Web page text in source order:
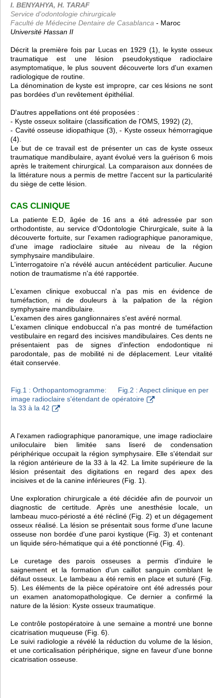
I. BENYAHYA, H. TARAF
Service d'odontologie chirurgicale
Faculté de Médecine Dentaire de Casablanca - Maroc
Université Hassan II
Décrit la première fois par Lucas en 1929 (1), le kyste osseux
traumatique est une lésion pseudokystique radioclaire
asymptomatique, le plus souvent découverte lors d'un examen
radiologique de routine.
La dénomination de kyste est impropre, car ces lésions ne sont
pas bordées d'un revêtement épithélial.
D'autres appellations ont été proposées :
- Kyste osseux solitaire (classification de l'OMS, 1992) (2),
- Cavité osseuse idiopathique (3), - Kyste osseux hémorragique
(4).
Le but de ce travail est de présenter un cas de kyste osseux
traumatique mandibulaire, ayant évolué vers la guérison 6 mois
après le traitement chirurgical. La comparaison aux données de
la littérature nous a permis de mettre l'accent sur la particularité
du siège de cette lésion.
CAS CLINIQUE
La patiente E.D, âgée de 16 ans a été adressée par son
orthodontiste, au service d'Odontologie Chirurgicale, suite à la
découverte fortuite, sur l'examen radiographique panoramique,
d'une image radioclaire située au niveau de la région
symphysaire mandibulaire.
L'interrogatoire n'a révélé aucun antécédent particulier. Aucune
notion de traumatisme n'a été rapportée.
L'examen clinique exobuccal n'a pas mis en évidence de
tuméfaction, ni de douleurs à la palpation de la région
symphysaire mandibulaire.
L'examen des aires ganglionnaires s'est avéré normal.
L'examen clinique endobuccal n'a pas montré de tuméfaction
vestibulaire en regard des incisives mandibulaires. Ces dents ne
présentaient pas de signes d'infection endodontique ni
parodontale, pas de mobilité ni de déplacement. Leur vitalité
était conservée.
Fig.1 : Orthopantomogramme:
image radioclaire s'étendant de
la 33 à la 42
Fig.2 : Aspect clinique en per
opératoire
A l'examen radiographique panoramique, une image radioclaire
uniloculaire bien limitée sans liseré de condensation
périphérique occupait la région symphysaire. Elle s'étendait sur
la région antérieure de la 33 à la 42. La limite supérieure de la
lésion présentait des digitations en regard des apex des
incisives et de la canine inférieures (Fig. 1).
Une exploration chirurgicale a été décidée afin de pourvoir un
diagnostic de certitude. Après une anesthésie locale, un
lambeau muco-périosté a été récliné (Fig. 2) et un dégagement
osseux réalisé. La lésion se présentait sous forme d'une lacune
osseuse non bordée d'une paroi kystique (Fig. 3) et contenant
un liquide séro-hématique qui a été ponctionné (Fig. 4).
Le curetage des parois osseuses a permis d'induire le
saignement et la formation d'un caillot sanguin comblant le
défaut osseux. Le lambeau a été remis en place et suturé (Fig.
5). Les éléments de la pièce opératoire ont été adressés pour
un examen anatomopathologique. Ce dernier a confirmé la
nature de la lésion: Kyste osseux traumatique.
Le contrôle postopératoire à une semaine a montré une bonne
cicatrisation muqueuse (Fig. 6).
Le suivi radiologie a révélé la réduction du volume de la lésion,
et une corticalisation périphérique, signe en faveur d'une bonne
cicatrisation osseuse.